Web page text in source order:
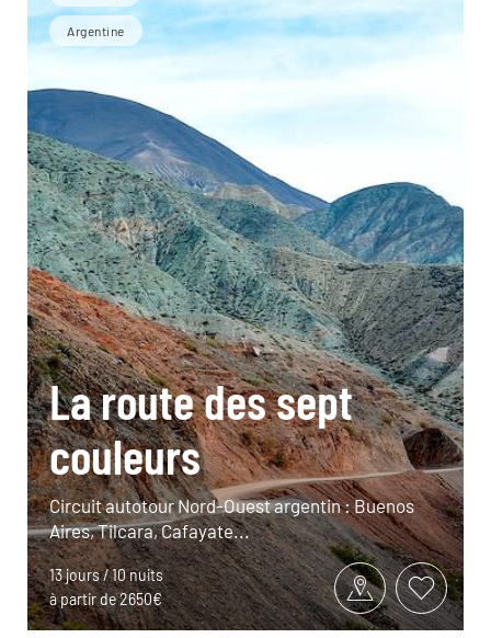
Argentine
La route des sept
couleurs
Circuit autotour Nord-Ouest argentin : Buenos
Aires, Tilcara, Cafayate...
13 jours / 10 nuits
à partir de 2650€